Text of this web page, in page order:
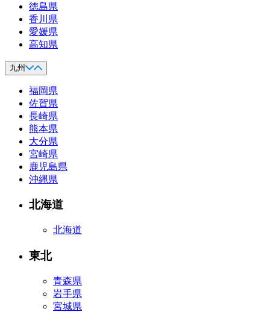
徳島県
香川県
愛媛県
高知県
九州
福岡県
佐賀県
長崎県
熊本県
大分県
宮崎県
鹿児島県
沖縄県
北海道
北海道
東北
青森県
岩手県
宮城県